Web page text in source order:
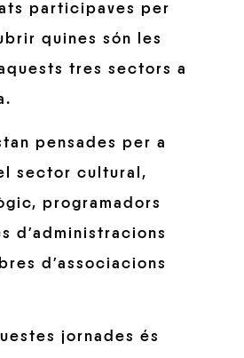
participaves per
quines són les
tres sectors a
pensades per a
sector cultural,
programadors
d’administracions
d’associacions
jornades és